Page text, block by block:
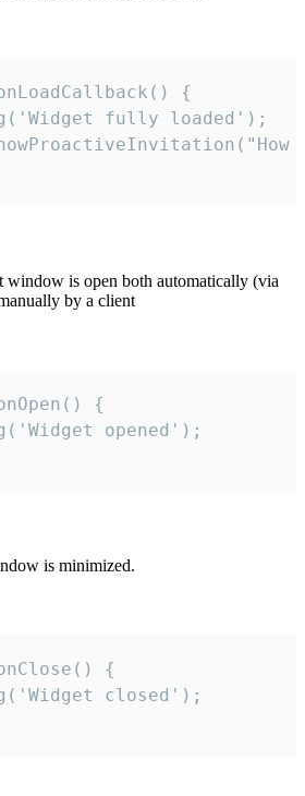
{
fully loaded');
window is open both automatically (via
by a client
{
opened');
is minimized.
{
closed');